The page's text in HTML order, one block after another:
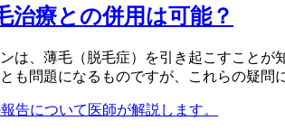
治療との併用は可能？
は、薄毛（脱毛症）を引き起こすこと
も問題になるものですが、これらの疑